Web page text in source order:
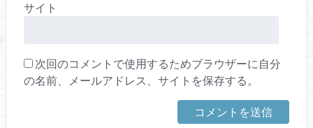
サイト
次回のコメントで使用するためブラウザーに自分
の名前、メールアドレス、サイトを保存する。